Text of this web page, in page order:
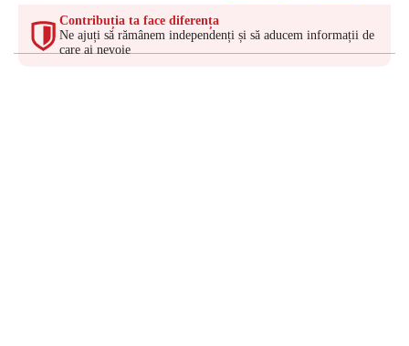
Contribuția ta face diferența
Ne ajuți să rămânem independenți și să aducem informații de
care ai nevoie